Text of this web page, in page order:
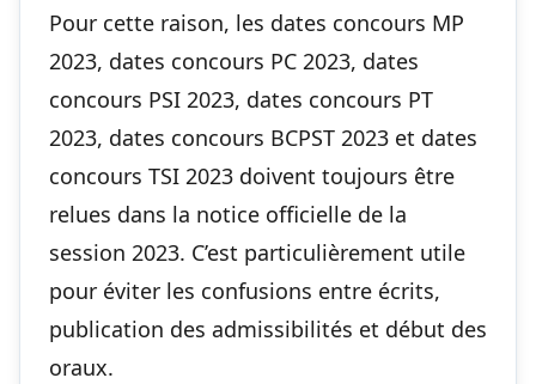
Pour cette raison, les dates concours MP
2023, dates concours PC 2023, dates
concours PSI 2023, dates concours PT
2023, dates concours BCPST 2023 et dates
concours TSI 2023 doivent toujours être
relues dans la notice officielle de la
session 2023. C’est particulièrement utile
pour éviter les confusions entre écrits,
publication des admissibilités et début des
oraux.